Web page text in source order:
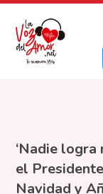
‘Nadie logra
el
Navidad y